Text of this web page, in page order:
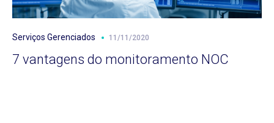
Serviços Gerenciados 11/11/2020
7 vantagens do monitoramento NOC